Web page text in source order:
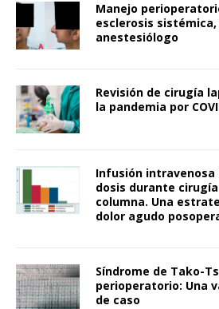
Manejo
esclerosis
anestesiólogo
Revisión de cirugía
la pandemia por
Infusión
dosis durante
columna. Una
dolor agudo
Síndrome de Tako-
perioperatorio: Una
de caso